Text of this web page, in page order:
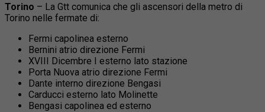
Torino – La Gtt comunica che gli ascensori della metro di
Torino nelle fermate di:
Fermi capolinea esterno
Bernini atrio direzione Fermi
XVIII Dicembre I esterno lato stazione
Porta Nuova atrio direzione Fermi
Dante interno direzione Bengasi
Carducci esterno lato Molinette
Bengasi capolinea ed esterno